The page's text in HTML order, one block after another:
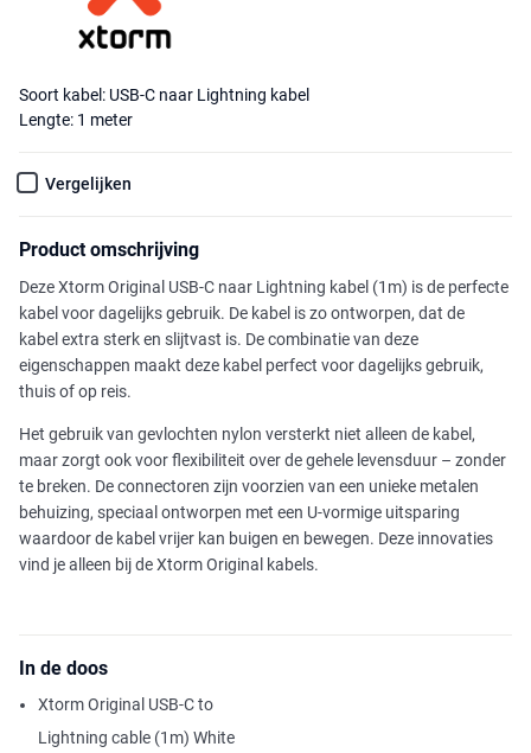
Soort kabel: USB-C naar Lightning kabel
Lengte: 1 meter
Vergelijken
Product omschrijving
Deze Xtorm Original USB-C naar Lightning kabel (1m) is de perfecte
kabel voor dagelijks gebruik. De kabel is zo ontworpen, dat de
kabel extra sterk en slijtvast is. De combinatie van deze
eigenschappen maakt deze kabel perfect voor dagelijks gebruik,
thuis of op reis.
Het gebruik van gevlochten nylon versterkt niet alleen de kabel,
maar zorgt ook voor flexibiliteit over de gehele levensduur – zonder
te breken. De connectoren zijn voorzien van een unieke metalen
behuizing, speciaal ontworpen met een U-vormige uitsparing
waardoor de kabel vrijer kan buigen en bewegen. Deze innovaties
vind je alleen bij de Xtorm Original kabels.
In de doos
Xtorm Original USB-C to
Lightning cable (1m) White